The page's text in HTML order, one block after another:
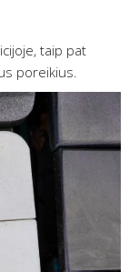
taip pat
poreikius.